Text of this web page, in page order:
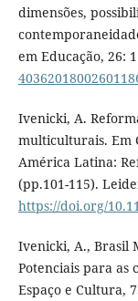
dimensões,
em Educação, 26:
Ivenicki, A.
multiculturais. Em
América Latina:
(pp.101-115).
https://doi.org/
Ivenicki, A., Brasil
Potenciais para as
Espaço e Cultura,